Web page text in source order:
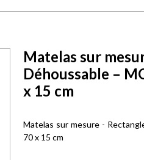
Matelas sur
Déhoussable –
x 15 cm
Matelas sur mesure -
70 x 15 cm